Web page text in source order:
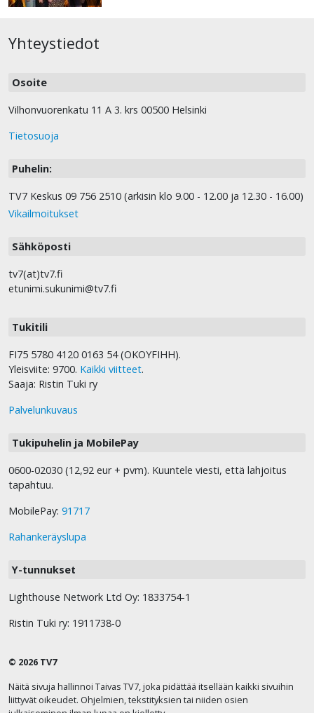
Yhteystiedot
Osoite
Vilhonvuorenkatu 11 A 3. krs 00500 Helsinki
Tietosuoja
Puhelin:
TV7 Keskus 09 756 2510 (arkisin klo 9.00 - 12.00 ja 12.30 - 16.00)
Vikailmoitukset
Sähköposti
tv7(at)tv7.fi
etunimi.sukunimi@tv7.fi
Tukitili
FI75 5780 4120 0163 54 (OKOYFIHH).
Yleisviite: 9700. Kaikki viitteet.
Saaja: Ristin Tuki ry
Palvelunkuvaus
Tukipuhelin ja MobilePay
0600-02030 (12,92 eur + pvm). Kuuntele viesti, että lahjoitus
tapahtuu.
MobilePay: 91717
Rahankeräyslupa
Y-tunnukset
Lighthouse Network Ltd Oy: 1833754-1
Ristin Tuki ry: 1911738-0
© 2026 TV7
Näitä sivuja hallinnoi Taivas TV7, joka pidättää itsellään kaikki sivuihin
liittyvät oikeudet. Ohjelmien, tekstityksien tai niiden osien